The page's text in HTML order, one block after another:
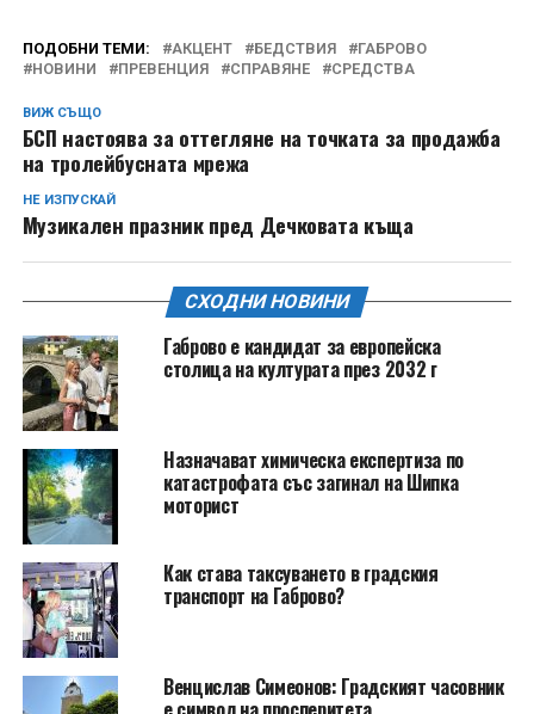
ПОДОБНИ ТЕМИ: АКЦЕНТ БЕДСТВИЯ
ГАБРОВО
НОВИНИ
ПРЕВЕНЦИЯ СПРАВЯНЕ СРЕДСТВА
ВИЖ СЪЩО
БСП настоява за оттегляне на точката за продажба
на тролейбусната мрежа
НЕ ИЗПУСКАЙ
Музикален празник пред Дечковата къща
СХОДНИ НОВИНИ
Габрово е кандидат за европейска
столица на културата през 2032 г
Назначават химическа експертиза по
катастрофата със загинал на Шипка
моторист
Как става таксуването в градския
транспорт на Габрово?
Венцислав Симеонов: Градският часовник